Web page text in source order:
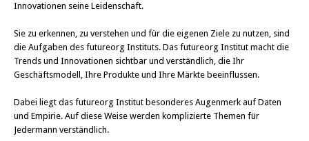
Innovationen seine Leidenschaft.
Sie zu erkennen, zu verstehen und für die eigenen Ziele zu nutzen, sind
die Aufgaben des futureorg Instituts. Das futureorg Institut macht die
Trends und Innovationen sichtbar und verständlich, die Ihr
Geschäftsmodell, Ihre Produkte und Ihre Märkte beeinflussen.
Dabei liegt das futureorg Institut besonderes Augenmerk auf Daten
und Empirie. Auf diese Weise werden komplizierte Themen für
Jedermann verständlich.